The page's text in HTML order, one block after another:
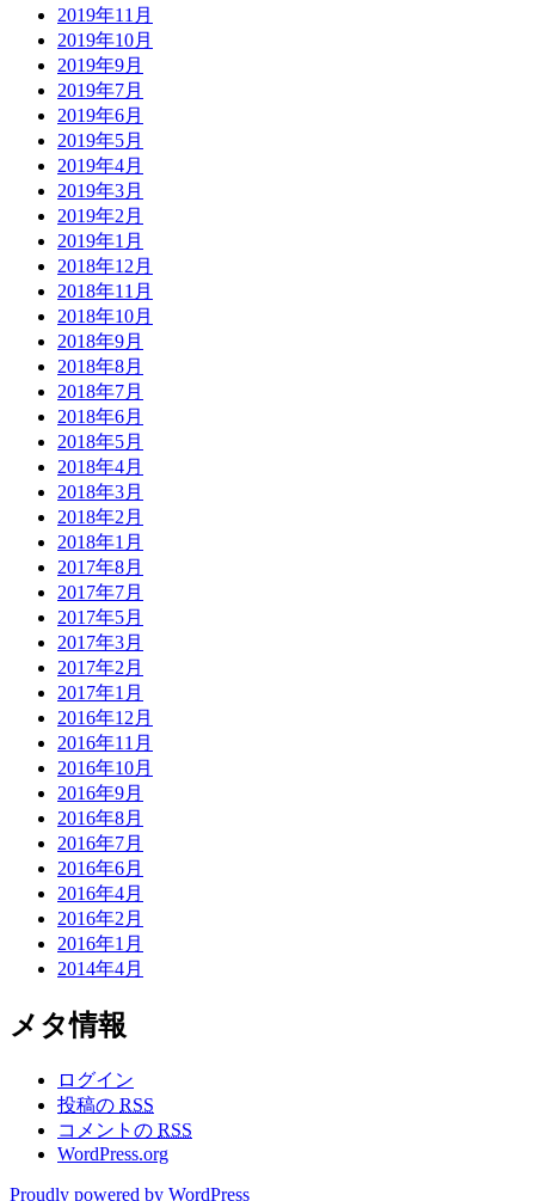
2019年11月
2019年10月
2019年9月
2019年7月
2019年6月
2019年5月
2019年4月
2019年3月
2019年2月
2019年1月
2018年12月
2018年11月
2018年10月
2018年9月
2018年8月
2018年7月
2018年6月
2018年5月
2018年4月
2018年3月
2018年2月
2018年1月
2017年8月
2017年7月
2017年5月
2017年3月
2017年2月
2017年1月
2016年12月
2016年11月
2016年10月
2016年9月
2016年8月
2016年7月
2016年6月
2016年4月
2016年2月
2016年1月
2014年4月
メタ情報
ログイン
投稿の RSS
コメントの RSS
WordPress.org
Proudly powered by WordPress